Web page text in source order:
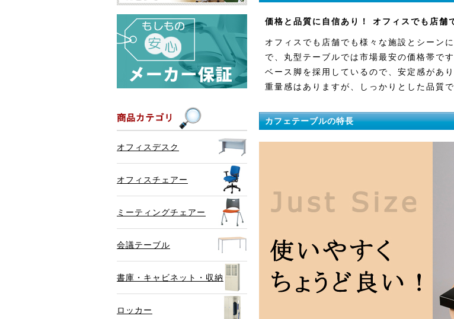
価格と品質に自信あり！ オフィスでも店舗
オフィスでも店舗でも様々な施設とシーン
で、丸型テーブルでは市場最安の価格帯で
ベース脚を採用しているので、安定感があ
重量感はありますが、しっかりとした品質
カフェテーブルの特長
オフィスデスク
オフィスチェアー
ミーティングチェアー
会議テーブル
書庫・キャビネット・収納
ロッカー